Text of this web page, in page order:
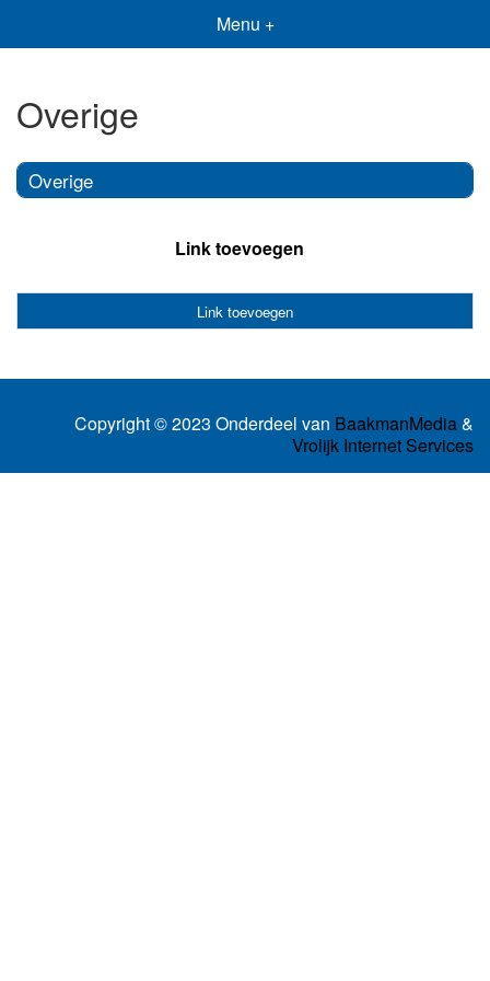
Menu +
Overige
Overige
Link toevoegen
Link toevoegen
Copyright © 2023 Onderdeel van BaakmanMedia&
Vrolijk Internet Services